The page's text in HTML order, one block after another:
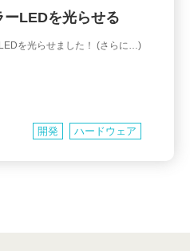
LEDを光らせる
を光らせました！ (さらに…)
開発 ハードウェア